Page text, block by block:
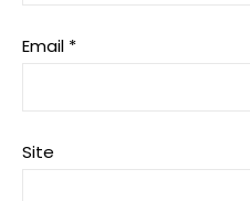
Email *
Site